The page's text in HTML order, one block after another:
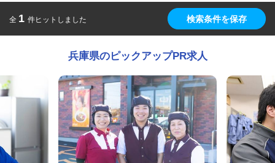
全 1 件ヒットしました 検索条件を保存
兵庫県のピックアップPR求人